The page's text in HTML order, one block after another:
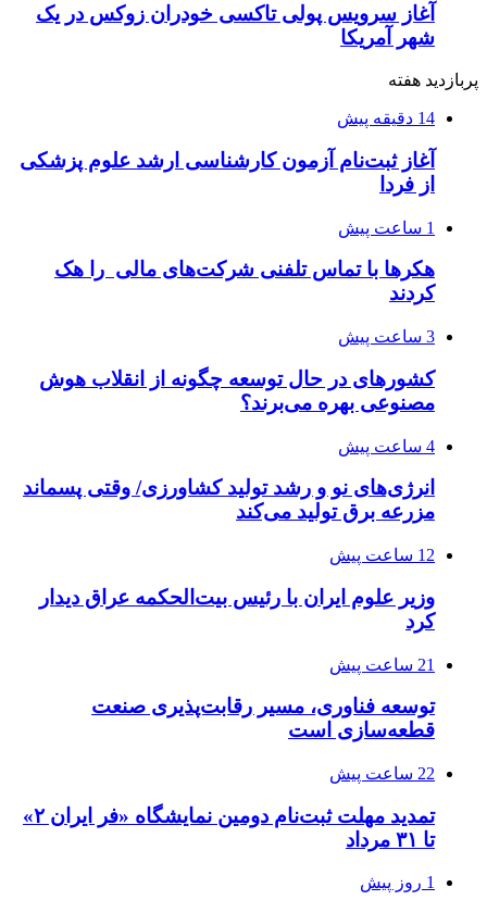
آغاز سرویس پولی تاکسی خودران زوکس در یک
شهر آمریکا
پربازدید هفته
14 دقیقه پیش
آغاز ثبت‌نام‌ آزمون کارشناسی ارشد علوم پزشکی
از فردا
1 ساعت پیش
هکرها با تماس تلفنی شرکت‌های مالی را هک
کردند
3 ساعت پیش
کشورهای در حال توسعه چگونه از انقلاب هوش
مصنوعی بهره می‌برند؟
4 ساعت پیش
انرژی‌های نو و رشد تولید کشاورزی/ وقتی پسماند
مزرعه‌ برق تولید می‌کند
12 ساعت پیش
وزیر علوم ایران با رئیس بیت‌الحکمه عراق دیدار
کرد
21 ساعت پیش
توسعه فناوری، مسیر رقابت‌پذیری صنعت
قطعه‌سازی است
22 ساعت پیش
تمدید مهلت ثبت‌نام دومین نمایشگاه «فر ایران ۲»
تا ۳۱ مرداد
1 روز پیش